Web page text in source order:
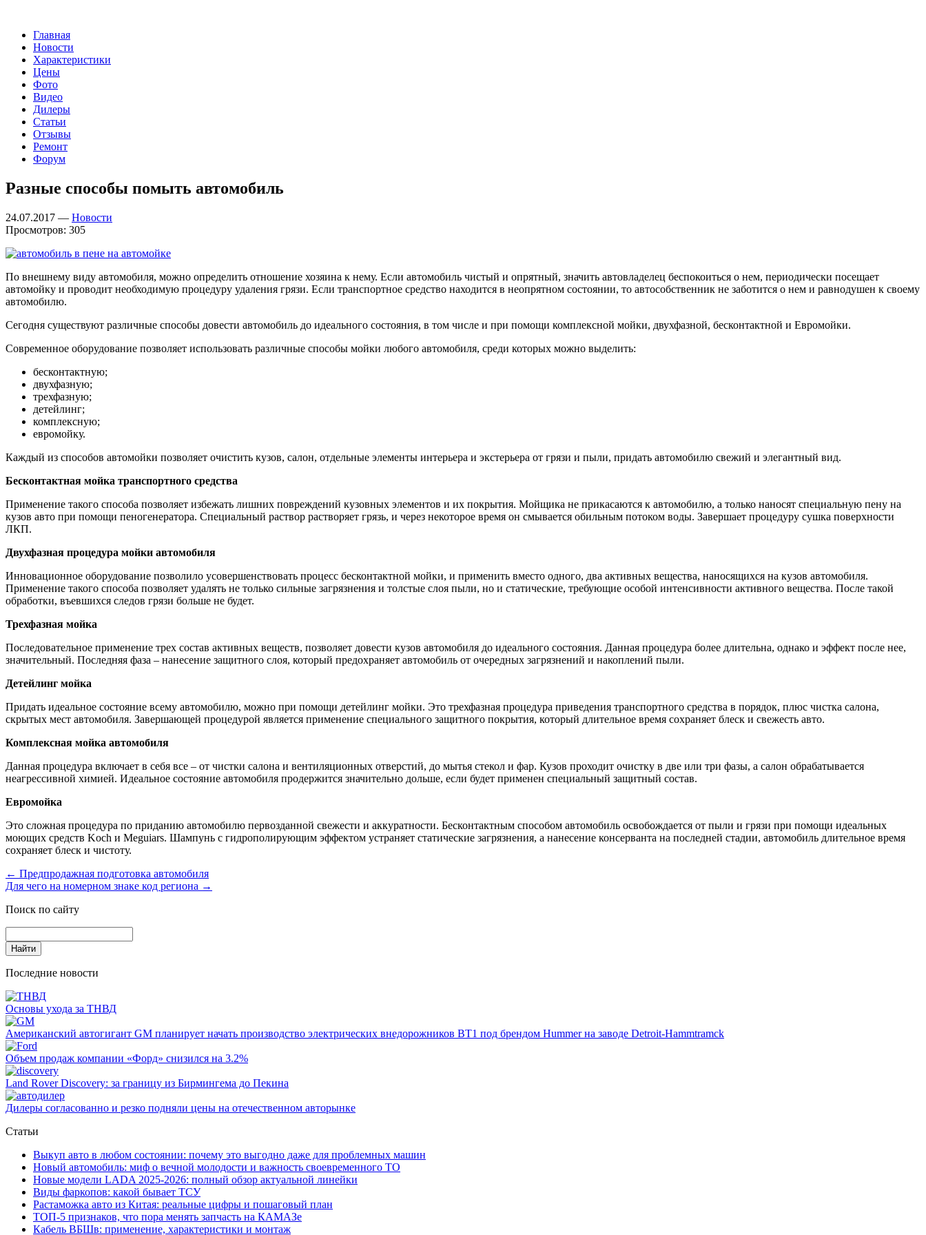
Главная
Новости
Характеристики
Цены
Фото
Видео
Дилеры
Статьи
Отзывы
Ремонт
Форум
Разные способы помыть автомобиль
24.07.2017 — Новости
Просмотров: 305
По внешнему виду автомобиля, можно определить отношение хозяина к нему. Если автомобиль чистый и опрятный, значить автовладелец беспокоиться о нем, периодически посещает
автомойку и проводит необходимую процедуру удаления грязи. Если транспортное средство находится в неопрятном состоянии, то автособственник не заботится о нем и равнодушен к своему
автомобилю.
Сегодня существуют различные способы довести автомобиль до идеального состояния, в том числе и при помощи комплексной мойки, двухфазной, бесконтактной и Евромойки.
Современное оборудование позволяет использовать различные способы мойки любого автомобиля, среди которых можно выделить:
бесконтактную;
двухфазную;
трехфазную;
детейлинг;
комплексную;
евромойку.
Каждый из способов автомойки позволяет очистить кузов, салон, отдельные элементы интерьера и экстерьера от грязи и пыли, придать автомобилю свежий и элегантный вид.
Бесконтактная мойка транспортного средства
Применение такого способа позволяет избежать лишних повреждений кузовных элементов и их покрытия. Мойщика не прикасаются к автомобилю, а только наносят специальную пену на
кузов авто при помощи пеногенератора. Специальный раствор растворяет грязь, и через некоторое время он смывается обильным потоком воды. Завершает процедуру сушка поверхности
ЛКП.
Двухфазная процедура мойки автомобиля
Инновационное оборудование позволило усовершенствовать процесс бесконтактной мойки, и применить вместо одного, два активных вещества, наносящихся на кузов автомобиля.
Применение такого способа позволяет удалять не только сильные загрязнения и толстые слоя пыли, но и статические, требующие особой интенсивности активного вещества. После такой
обработки, въевшихся следов грязи больше не будет.
Трехфазная мойка
Последовательное применение трех состав активных веществ, позволяет довести кузов автомобиля до идеального состояния. Данная процедура более длительна, однако и эффект после нее,
значительный. Последняя фаза – нанесение защитного слоя, который предохраняет автомобиль от очередных загрязнений и накоплений пыли.
Детейлинг мойка
Придать идеальное состояние всему автомобилю, можно при помощи детейлинг мойки. Это трехфазная процедура приведения транспортного средства в порядок, плюс чистка салона,
скрытых мест автомобиля. Завершающей процедурой является применение специального защитного покрытия, который длительное время сохраняет блеск и свежесть авто.
Комплексная мойка автомобиля
Данная процедура включает в себя все – от чистки салона и вентиляционных отверстий, до мытья стекол и фар. Кузов проходит очистку в две или три фазы, а салон обрабатывается
неагрессивной химией. Идеальное состояние автомобиля продержится значительно дольше, если будет применен специальный защитный состав.
Евромойка
Это сложная процедура по приданию автомобилю первозданной свежести и аккуратности. Бесконтактным способом автомобиль освобождается от пыли и грязи при помощи идеальных
моющих средств Koch и Meguiars. Шампунь с гидрополирующим эффектом устраняет статические загрязнения, а нанесение консерванта на последней стадии, автомобиль длительное время
сохраняет блеск и чистоту.
← Предпродажная подготовка автомобиля
Для чего на номерном знаке код региона →
Поиск по сайту
Последние новости
Основы ухода за ТНВД
Американский автогигант GM планирует начать производство электрических внедорожников BT1 под брендом Hummer на заводе Detroit-Hammtramck
Объем продаж компании «Форд» снизился на 3.2%
Land Rover Dіscovery: за границу из Бирмингема до Пекина
Дилеры согласованно и резко подняли цены на отечественном авторынке
Статьи
Выкуп авто в любом состоянии: почему это выгодно даже для проблемных машин
Новый автомобиль: миф о вечной молодости и важность своевременного ТО
Новые модели LADA 2025-2026: полный обзор актуальной линейки
Виды фаркопов: какой бывает ТСУ
Растаможка авто из Китая: реальные цифры и пошаговый план
ТОП-5 признаков, что пора менять запчасть на КАМАЗе
Кабель ВБШв: применение, характеристики и монтаж